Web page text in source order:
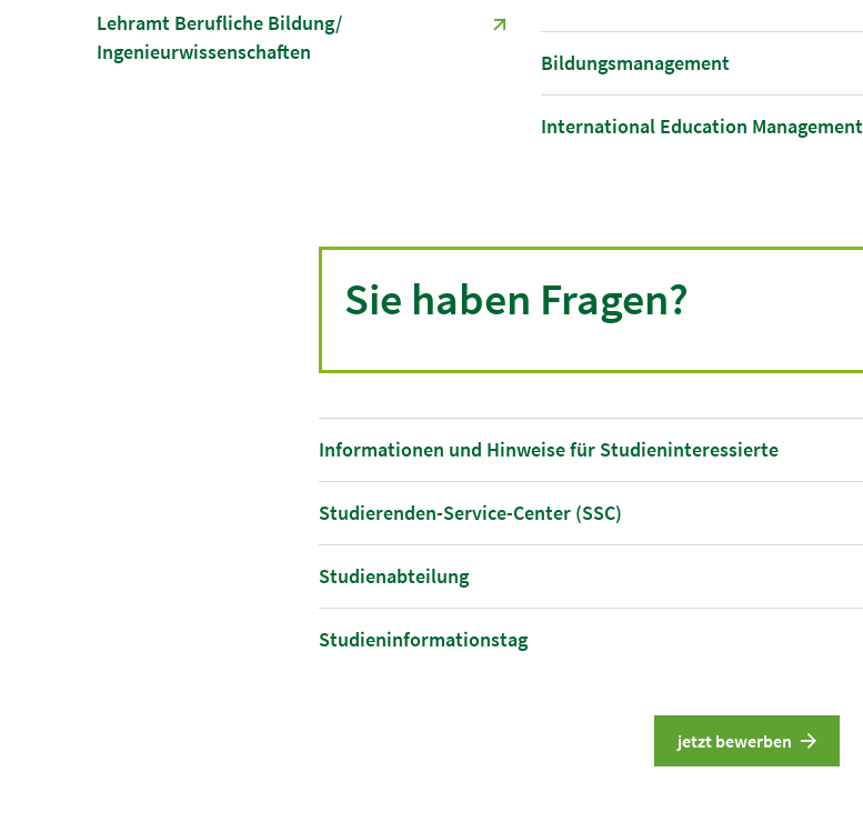
Lehramt Berufliche Bildung/
Ingenieurwissenschaften
Bildungsmanagement
International Education Management
Sie haben Fragen?
Informationen und Hinweise für Studieninteressierte
Studierenden-Service-Center (SSC)
Studienabteilung
Studieninformationstag
jetzt bewerben